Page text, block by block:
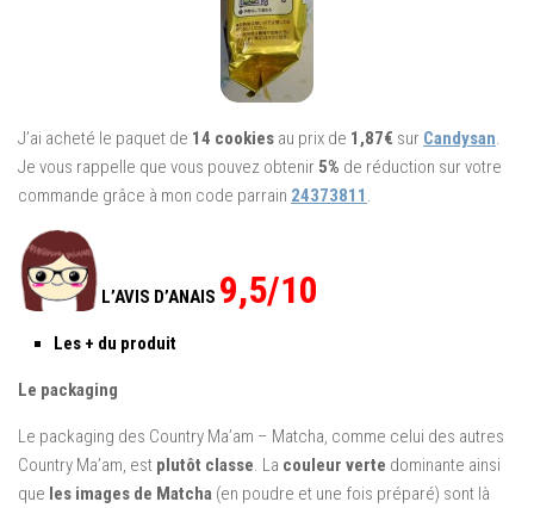
J’ai acheté le paquet de 14 cookies au prix de 1,87€ sur Candysan
Je vous rappelle que vous pouvez obtenir 5% de réduction sur votre
commande grâce à mon code parrain 24373811
L’AVIS D’ANAIS 9,5/10
Les + du produit
Le packaging
Le packaging des Country Ma’am – Matcha, comme celui des autres
Country Ma’am, est plutôt classe . La couleur verte dominante ainsi
que les images de Matcha (en poudre et une fois préparé) sont là